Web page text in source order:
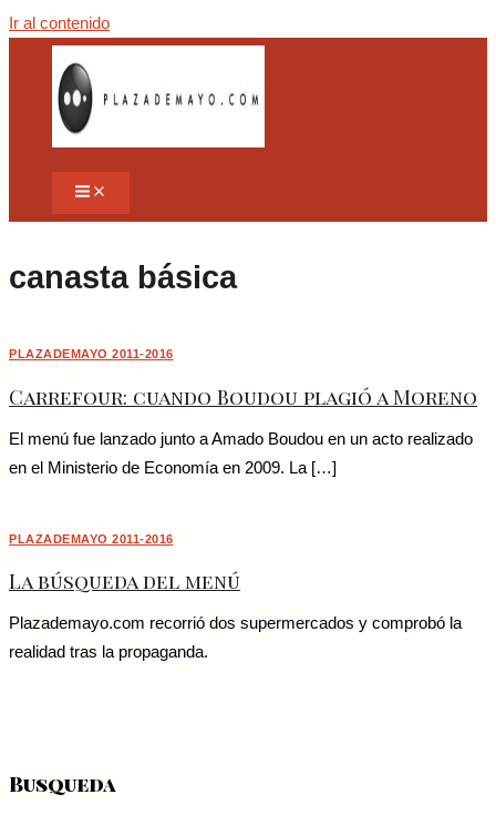
Ir al contenido
canasta básica
PLAZADEMAYO 2011-2016
Carrefour: cuando Boudou plagió a Moreno
El menú fue lanzado junto a Amado Boudou en un acto realizado
en el Ministerio de Economía en 2009. La […]
PLAZADEMAYO 2011-2016
La búsqueda del menú
Plazademayo.com recorrió dos supermercados y comprobó la
realidad tras la propaganda.
Busqueda